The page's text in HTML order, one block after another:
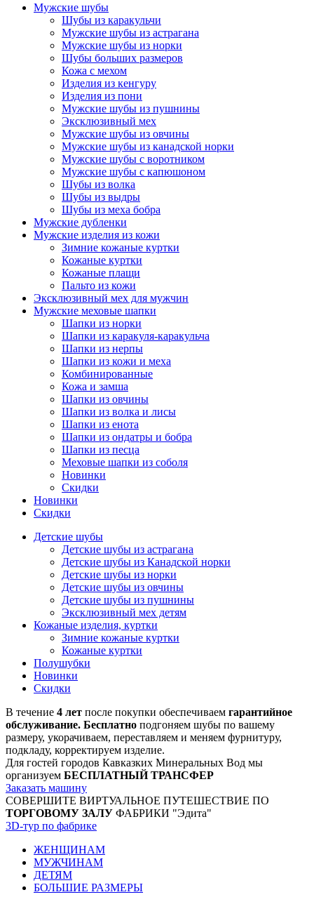
Мужские шубы
Шубы из каракульчи
Мужские шубы из астрагана
Мужские шубы из норки
Шубы больших размеров
Кожа с мехом
Изделия из кенгуру
Изделия из пони
Мужские шубы из пушнины
Эксклюзивный мех
Мужские шубы из овчины
Мужские шубы из канадской норки
Мужские шубы с воротником
Мужские шубы с капюшоном
Шубы из волка
Шубы из выдры
Шубы из меха бобра
Мужские дубленки
Мужские изделия из кожи
Зимние кожаные куртки
Кожаные куртки
Кожаные плащи
Пальто из кожи
Эксклюзивный мех для мужчин
Мужские меховые шапки
Шапки из норки
Шапки из каракуля-каракульча
Шапки из нерпы
Шапки из кожи и меха
Комбинированные
Кожа и замша
Шапки из овчины
Шапки из волка и лисы
Шапки из енота
Шапки из ондатры и бобра
Шапки из песца
Меховые шапки из соболя
Новинки
Скидки
Новинки
Скидки
Детские шубы
Детские шубы из астрагана
Детские шубы из Канадской норки
Детские шубы из норки
Детские шубы из овчины
Детские шубы из пушнины
Эксклюзивный мех детям
Кожаные изделия, куртки
Зимние кожаные куртки
Кожаные куртки
Полушубки
Новинки
Скидки
В течение 4 лет после покупки обеспечиваем гарантийное
обслуживание. Бесплатно подгоняем шубы по вашему
размеру, укорачиваем, переставляем и меняем фурнитуру,
подкладу, корректируем изделие.
Для гостей городов Кавказких Минеральных Вод мы
организуем БЕСПЛАТНЫЙ ТРАНСФЕР
Заказать машину
СОВЕРШИТЕ ВИРТУАЛЬНОЕ ПУТЕШЕСТВИЕ ПО
ТОРГОВОМУ ЗАЛУ ФАБРИКИ "Эдита"
3D-тур по фабрике
ЖЕНЩИНАМ
МУЖЧИНАМ
ДЕТЯМ
БОЛЬШИЕ РАЗМЕРЫ